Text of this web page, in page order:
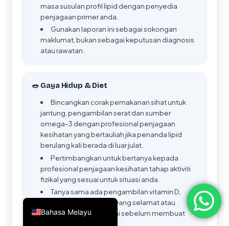
masa susulan profil lipid dengan penyedia
penjagaan primer anda.
Gunakan laporan ini sebagai sokongan
maklumat, bukan sebagai keputusan diagnosis
atau rawatan.
🥗 Gaya Hidup & Diet
Bincangkan corak pemakanan sihat untuk
jantung, pengambilan serat dan sumber
omega-3 dengan profesional penjagaan
kesihatan yang bertauliah jika penanda lipid
berulang kali berada di luar julat.
Pertimbangkan untuk bertanya kepada
profesional penjagaan kesihatan tahap aktiviti
fizikal yang sesuai untuk situasi anda.
Tanya sama ada pengambilan vitamin D,
pendedahan matahari yang selamat atau
suplemen adalah sesuai sebelum membuat
Bahasa Melayu
English
Deutsch
العربية
Français
עִבְרִית
Italiano
Türkçe
Română
简体中文